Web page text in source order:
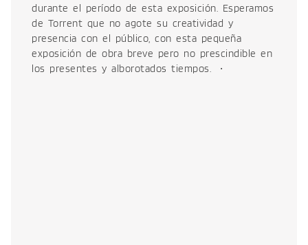
durante el período de esta exposición. Esperamos
de Torrent que no agote su creatividad y
presencia con el público, con esta pequeña
exposición de obra breve pero no prescindible en
los presentes y alborotados tiempos. •